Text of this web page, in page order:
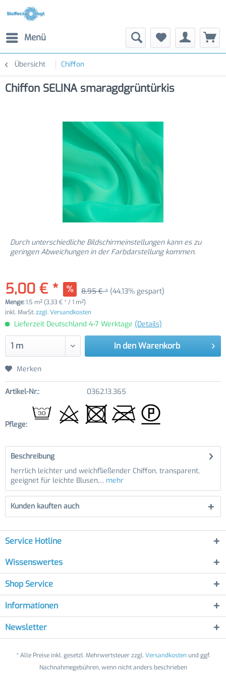
Menü
Übersicht Chiffon
Chiffon SELINA smaragdgrüntürkis
Durch unterschiedliche Bildschirmeinstellungen kann es zu
geringen Abweichungen in der Farbdarstellung kommen.
5,00 € * 8,95 € * (44,13% gespart)
Menge:1.5 m² (3,33 € * / 1 m²)
inkl. MwSt.zzgl. Versandkosten
Lieferzeit Deutschland 4-7 Werktage (Details)
In den Warenkorb
Merken
Artikel-Nr.: 0362.13.365
Pflege:
Beschreibung
herrlich leichter und weichfließender Chiffon, transparent,
geeignet für leichte Blusen,... mehr
Kunden kauften auch
Service Hotline
Wissenswertes
Shop Service
Informationen
Newsletter
* Alle Preise inkl. gesetzl. Mehrwertsteuer zzgl.Versandkostenund ggf.
Nachnahmegebühren, wenn nicht anders beschrieben